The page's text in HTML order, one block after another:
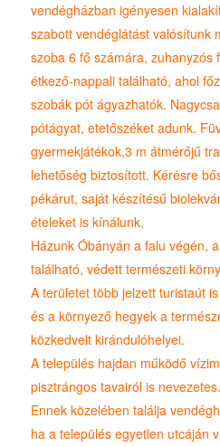
vendégházban igényesen
szabott vendéglátást valósítunk
szoba 6 fő számára, zuhanyzós
étkező-nappali található, ahol
szobák pót ágyazhatók.
pótágyat, etetőszéket adunk.
gyermekjátékok,3 m átmérőjű
lehetőség biztosított. Kérésre
pékárut, saját készítésű
ételeket is kínálunk,
Házunk Óbányán a falu végén,
található, védett természeti
A területet több jelzett turistaút
és a környező hegyek a
közkedvelt kirándulóhelyei.
A település hajdan működő
pisztrángos tavairól is nevezetes.
Ennek közelében találja
ha a település egyetlen utcáján